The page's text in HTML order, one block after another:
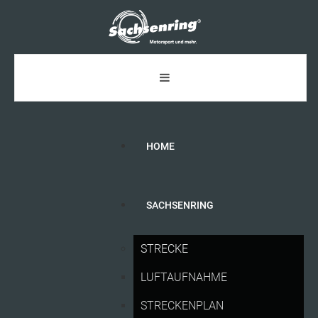
HOME
SACHSENRING
STRECKE
LUFTAUFNAHME
STRECKENPLAN
SACHSENRING SCHREIBT